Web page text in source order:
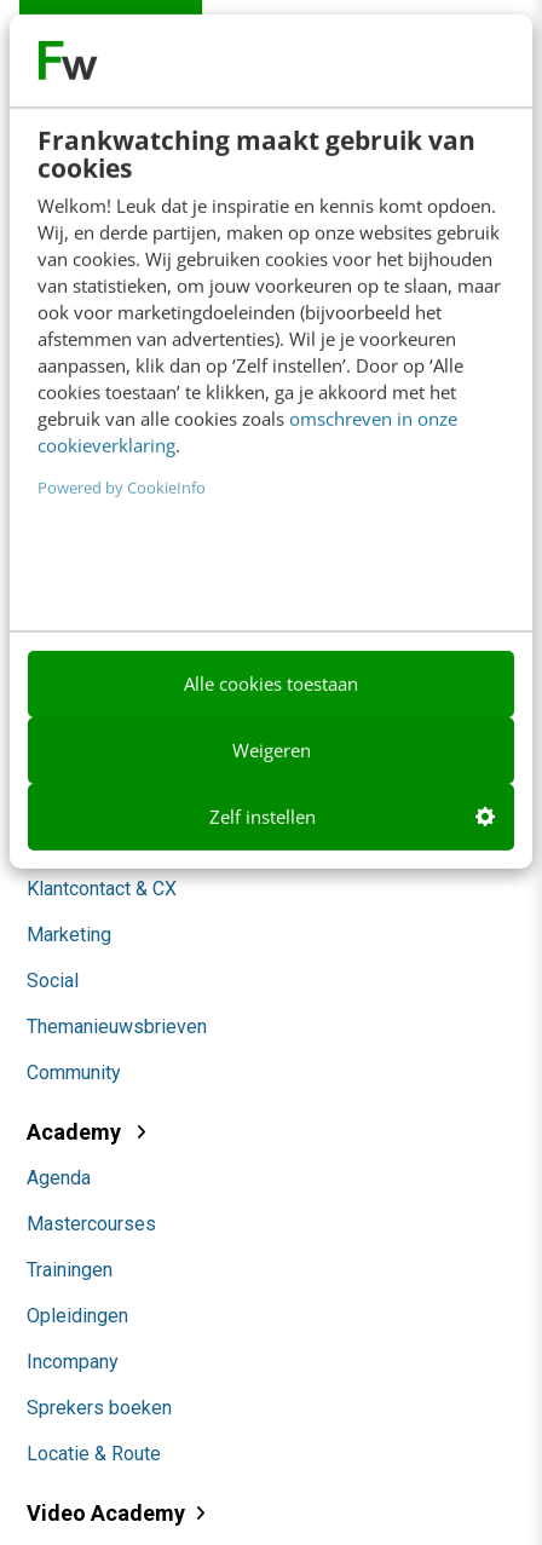
Frankwatching maakt gebruik van
cookies
Welkom! Leuk dat je inspiratie en kennis komt opdoen.
Wij, en derde partijen, maken op onze websites gebruik
van cookies. Wij gebruiken cookies voor het bijhouden
van statistieken, om jouw voorkeuren op te slaan, maar
ook voor marketingdoeleinden (bijvoorbeeld het
afstemmen van advertenties). Wil je je voorkeuren
aanpassen, klik dan op ‘Zelf instellen’. Door op ‘Alle
cookies toestaan’ te klikken, ga je akkoord met het
gebruik van alle cookies zoals omschreven in onze
cookieverklaring.
Powered by CookieInfo
Alle cookies toestaan
Weigeren
Zelf instellen
redactie@frankwatching.com
+31 30 200 1045
Tarieven
Meer contactopties
Frankwatching
Adverteren
Werken bij
AI & Tech
Content & Communicatie
Klantcontact & CX
Marketing
Social
Themanieuwsbrieven
Community
Academy
Agenda
Mastercourses
Trainingen
Opleidingen
Incompany
Sprekers boeken
Locatie & Route
Video Academy